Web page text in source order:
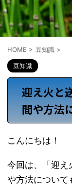
HOME > 豆知識 >
豆知識
迎え火と
間や方法
こんにちは！
今回は、「迎え
や方法について